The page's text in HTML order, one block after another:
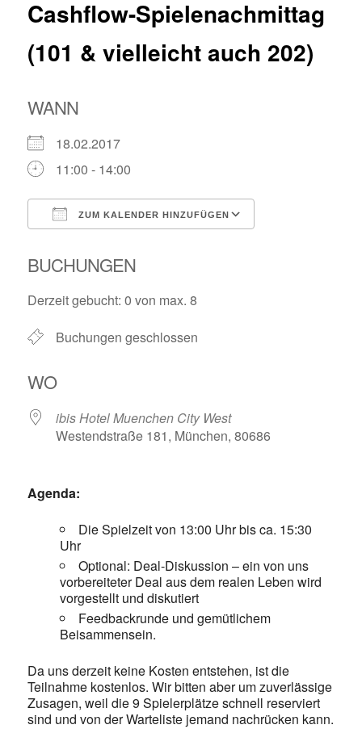
Cashflow-Spielenachmittag
(101 & vielleicht auch 202)
WANN
18.02.2017
11:00 - 14:00
ZUM KALENDER HINZUFÜGEN
BUCHUNGEN
Derzeit gebucht: 0 von max. 8
Buchungen geschlossen
WO
ibis Hotel Muenchen City West
Westendstraße 181, München, 80686
Agenda:
Die Spielzeit von 13:00 Uhr bis ca. 15:30
Uhr
Optional: Deal-Diskussion – ein von uns
vorbereiteter Deal aus dem realen Leben wird
vorgestellt und diskutiert
Feedbackrunde und gemütlichem
Beisammensein.
Da uns derzeit keine Kosten entstehen, ist die
Teilnahme kostenlos. Wir bitten aber um zuverlässige
Zusagen, weil die 9 Spielerplätze schnell reserviert
sind und von der Warteliste jemand nachrücken kann.